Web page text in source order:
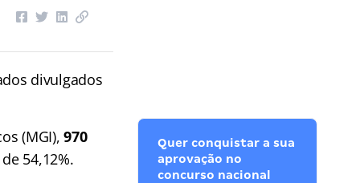
divulgados
(MGI),970
54,12%.
Quer conquistar a sua
aprovação no
concurso nacional